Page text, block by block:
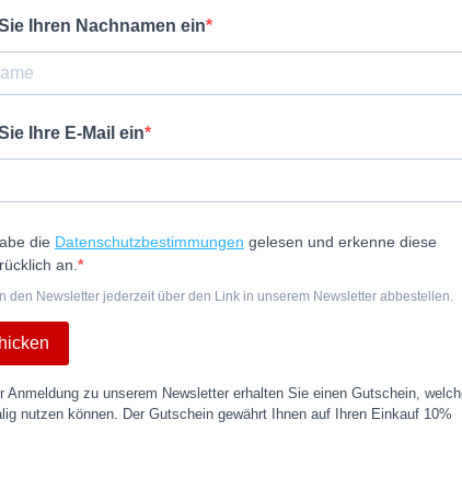
Ihren Nachnamen ein
Ihre E-Mail ein
die Datenschutzbestimmungen gelesen und erkenne diese
an.
den Newsletter jederzeit über den Link in unserem Newsletter abbestellen.
Anmeldung zu unserem Newsletter erhalten Sie einen Gutschein,
nutzen können. Der Gutschein gewährt Ihnen auf Ihren Einkauf 10%